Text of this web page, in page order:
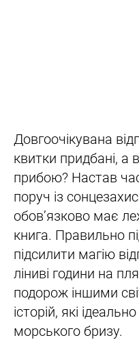
Довгоочікувана
квитки придбані, а
прибою? Настав
поруч із
обов’язково має
книга. Правильно
підсилити магію
ліниві години на
подорож іншими
історій, які
морського бризу.